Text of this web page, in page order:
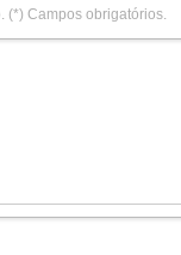
(*) Campos obrigatórios.